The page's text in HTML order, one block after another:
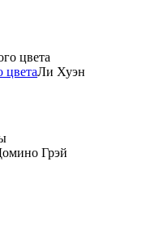
цветаЛи Хуэн
Грэй